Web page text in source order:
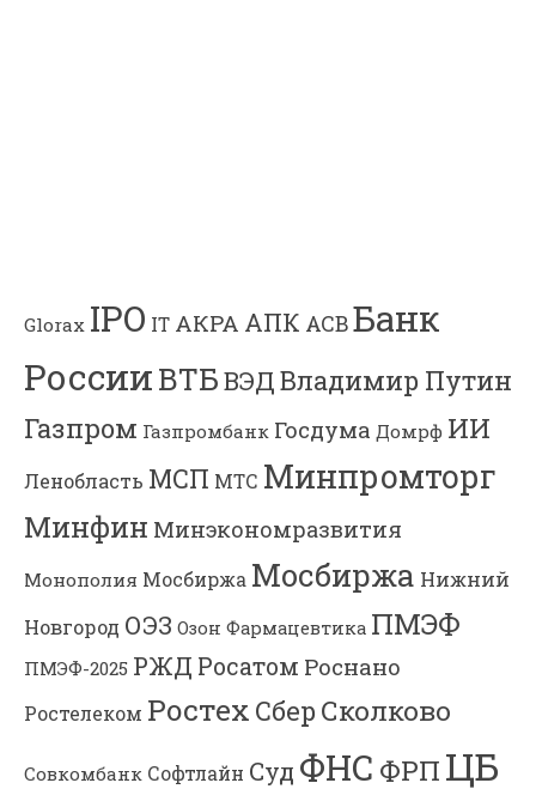
Glorax IPO IT АКРА АПК АСВБанк
РоссииВТБВЭДВладимир Путин
Газпром Газпромбанк Госдума Домрф ИИ
Ленобласть МСП МТС Минпромторг
Минфин Минэкономразвития
Монополия Мосбиржа Мосбиржа Нижний
Новгород ОЭЗ Озон Фармацевтика ПМЭФ
ПМЭФ-2025 РЖД Росатом Роснано
Ростелеком Ростех Сбер Сколково
Совкомбанк Софтлайн Суд ФНС ФРП ЦБ